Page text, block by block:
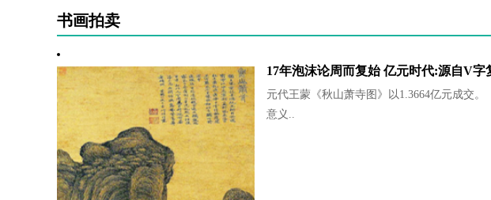
书画拍卖
17年泡沫论周而复始 亿元时代:源自V字
元代王蒙《秋山萧寺图》以1.3664亿元成交
意义..